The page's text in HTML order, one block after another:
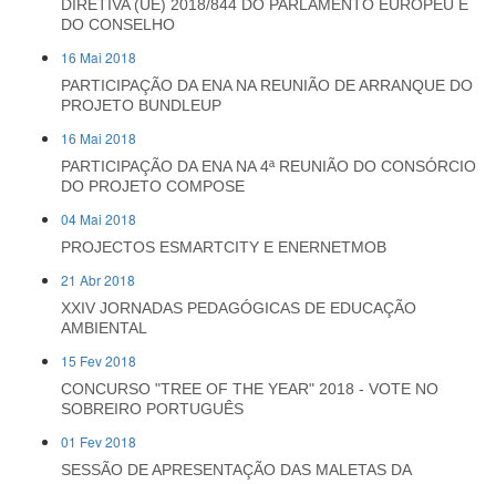
DIRETIVA (UE) 2018/844 DO PARLAMENTO EUROPEU E
DO CONSELHO
16 Mai 2018
PARTICIPAÇÃO DA ENA NA REUNIÃO DE ARRANQUE DO
PROJETO BUNDLEUP
16 Mai 2018
PARTICIPAÇÃO DA ENA NA 4ª REUNIÃO DO CONSÓRCIO
DO PROJETO COMPOSE
04 Mai 2018
PROJECTOS ESMARTCITY E ENERNETMOB
21 Abr 2018
XXIV JORNADAS PEDAGÓGICAS DE EDUCAÇÃO
AMBIENTAL
15 Fev 2018
CONCURSO "TREE OF THE YEAR" 2018 - VOTE NO
SOBREIRO PORTUGUÊS
01 Fev 2018
SESSÃO DE APRESENTAÇÃO DAS MALETAS DA